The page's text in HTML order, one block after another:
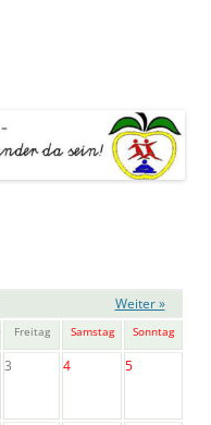
Weiter »
Freitag Samstag Sonntag
3 4 5